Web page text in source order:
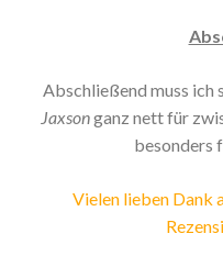
Abschließend muss ich
Jaxsonganz nett für
besonders
Vielen lieben Dank